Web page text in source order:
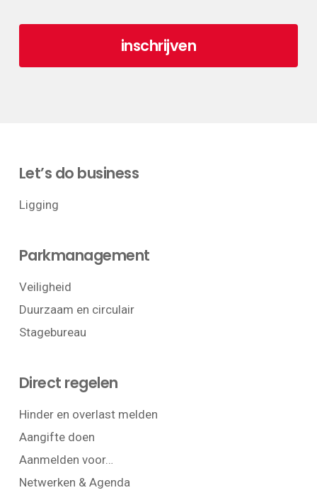
Let’s do business
Ligging
Parkmanagement
Veiligheid
Duurzaam en circulair
Stagebureau
Direct regelen
Hinder en overlast melden
Aangifte doen
Aanmelden voor…
Netwerken & Agenda